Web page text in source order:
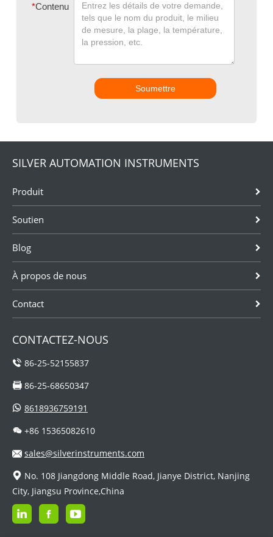
*Contenu
Soumettre
SILVER AUTOMATION INSTRUMENTS
Produit
Soutien
Blog
À propos de nous
Contact
CONTACTEZ-NOUS
86-25-52155837
86-25-68650347
8618936759191
+86 15365082610
sales@silverinstruments.com
No. 108 Jiangdong Middle Road, Jianye District, Nanjing
City, Jiangsu Province,China